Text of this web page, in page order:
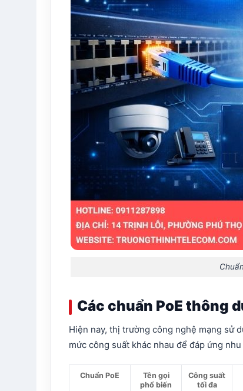
Các chuẩn PoE thông
Hiện nay, thị trường công nghệ mạng sử
mức công suất khác nhau để đáp ứng
Chuẩn PoE
Tên gọi
phổ biến
Công suất
tối đa